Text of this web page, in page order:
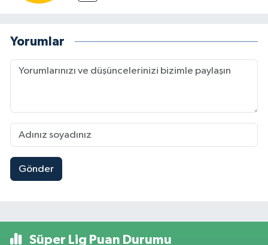
Yorumlar
Gönder
Süper Lig Puan Durumu